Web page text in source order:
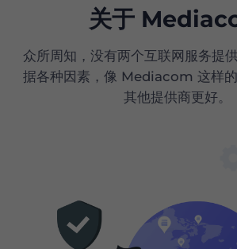
关于
众所周知，没有两个互联网服务提
据各种因素，像 Mediacom 这样
其他提供商更好。